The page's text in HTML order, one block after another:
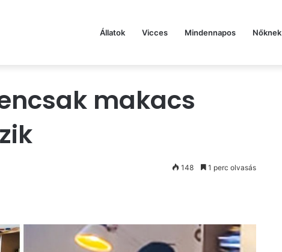
Állatok Vicces Mindennapos Nőknek
makacs
148 1 perc olvasás